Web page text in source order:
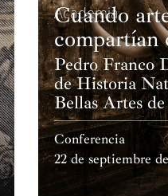
Academia
Cuando
compartían
Pedro Franco
de Historia
Bellas Artes
Conferencia
22 de septiembre